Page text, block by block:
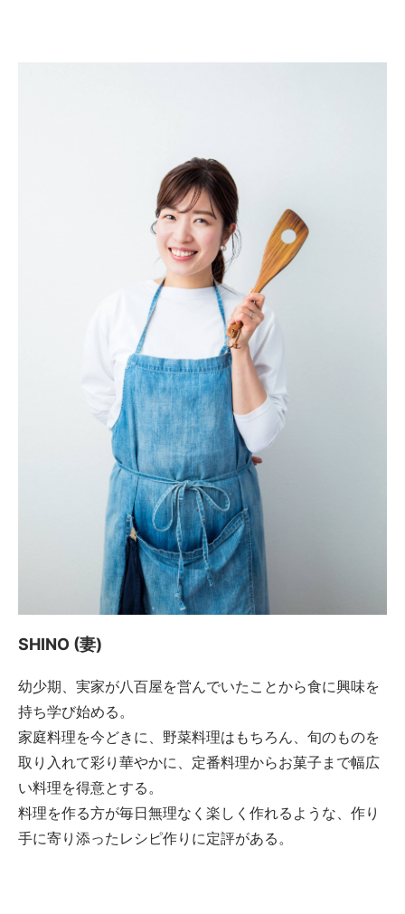
SHINO (妻)
幼少期、実家が八百屋を営んでいたことから食に興味を
持ち学び始める。
家庭料理を今どきに、野菜料理はもちろん、旬のものを
取り入れて彩り華やかに、定番料理からお菓子まで幅広
い料理を得意とする。
料理を作る方が毎日無理なく楽しく作れるような、作り
手に寄り添ったレシピ作りに定評がある。